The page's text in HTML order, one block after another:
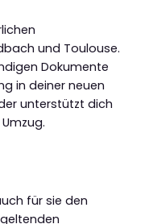
und Toulouse.
Dokumente
in deiner neuen
unterstützt dich
für sie den